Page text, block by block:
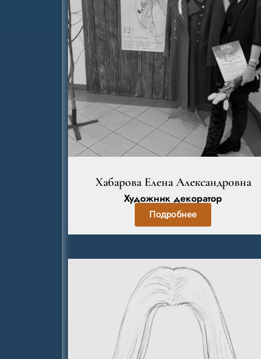
Хабарова Елена Александровна
Художник декоратор
Подробнее